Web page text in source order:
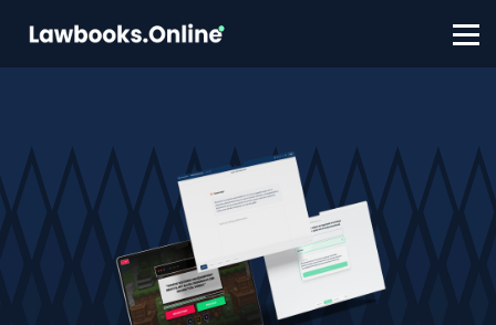
FAQ
Contact